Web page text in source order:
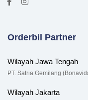
Orderbil Partner
Wilayah Jawa Tengah
PT. Satria Gemilang
Wilayah Jakarta